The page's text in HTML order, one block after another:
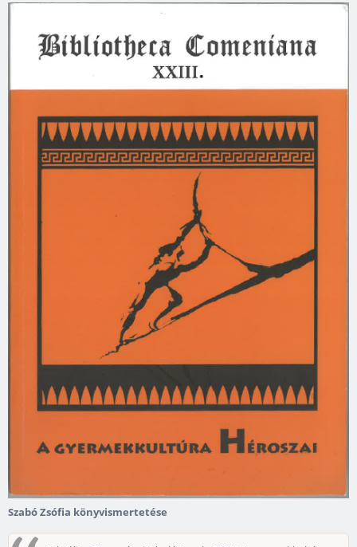
Szabó Zsófia könyvismertetése